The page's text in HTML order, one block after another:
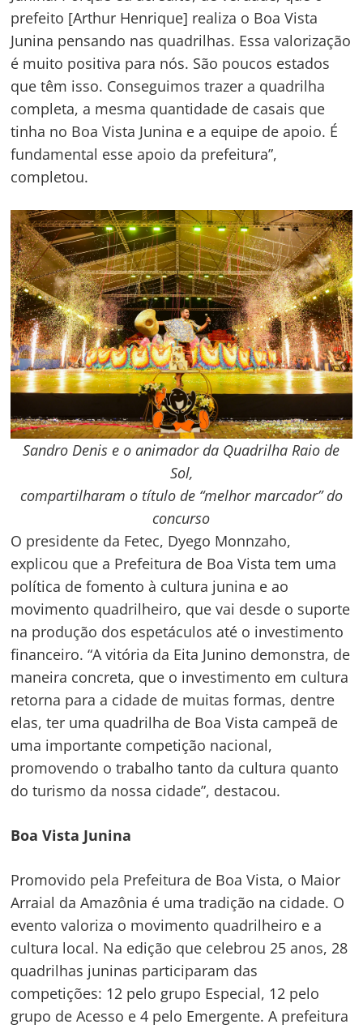
prefeito [Arthur Henrique] realiza o Boa Vista
Junina pensando nas quadrilhas. Essa valorização
é muito positiva para nós. São poucos estados
que têm isso. Conseguimos trazer a quadrilha
completa, a mesma quantidade de casais que
tinha no Boa Vista Junina e a equipe de apoio. É
fundamental esse apoio da prefeitura”,
completou.
Sandro Denis e o animador da Quadrilha Raio de
Sol,
compartilharam o título de “melhor marcador” do
concurso
O presidente da Fetec, Dyego Monnzaho,
explicou que a Prefeitura de Boa Vista tem uma
política de fomento à cultura junina e ao
movimento quadrilheiro, que vai desde o suporte
na produção dos espetáculos até o investimento
financeiro. “A vitória da Eita Junino demonstra, de
maneira concreta, que o investimento em cultura
retorna para a cidade de muitas formas, dentre
elas, ter uma quadrilha de Boa Vista campeã de
uma importante competição nacional,
promovendo o trabalho tanto da cultura quanto
do turismo da nossa cidade”, destacou.
Boa Vista Junina
Promovido pela Prefeitura de Boa Vista, o Maior
Arraial da Amazônia é uma tradição na cidade. O
evento valoriza o movimento quadrilheiro e a
cultura local. Na edição que celebrou 25 anos, 28
quadrilhas juninas participaram das
competições: 12 pelo grupo Especial, 12 pelo
grupo de Acesso e 4 pelo Emergente. A prefeitura
Navegação
de
Post